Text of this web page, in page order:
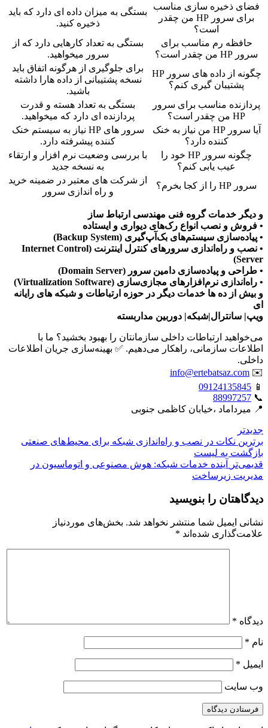
فضای ذخیره سازی مناسب
برای سرور HP من چقدر
است؟
بستگی به میزان داده ای دارد که باید
ذخیره کنید.
حافظه رم مناسب برای
سرور HP من چقدر است؟
بستگی به تعداد کارهایی دارد که از
سرور میخواهید.
چگونه از داده های سرور HP
پشتیبان گیری کنم؟
برای جلوگیری از هرگونه اتفاق باید
نسخه پشتیبانی از داده هارا داشته
باشید.
پردازنده مناسب برای سرور
HP من چقدر است؟
بستگی به تعداد هسته و قدرت
پردازنده ای دارد که میخواهید.
آیا سرور HP من نیاز به خنک
کننده دارد؟
سرور های HP نیاز به سیستم خنک
کننده پیشرفته دارد.
چگونه سرور HP خود را
عیب یابی کنم؟
با بررسی وضعیت نرم افزار و ارتقاء
به نسخه جدید
سرور HP را از کجا بخرم؟
از شرکت های معتبر در ضمینه خرید
و راه اندازی سرور
و دیگر خدمات گروه فنی مهندسی ارتباط ساز
• فروش و نصب انواع رک‌های دیواری و ایستاده
• پیاده‌سازی سیستم‌های بک‌آپ‌گیری (Backup System)
• نصب و راه‌اندازی سرورهای کنترل اینترنت (Internet Control
Server)
• طراحی و پیاده‌سازی دامین سرور (Domain Server)
• راه‌اندازی نرم‌افزارهای مجازی‌سازی (Virtualization Software)
و بیش از ده ها خدمات دیگر در حوزه ارتباطات و شبکه های رایانه
ای
ویپ| سانترال|شبکه| دوربین مداربسته
می‌خواهید ارتباطات داخلی سازمانتان را بهبود بخشید؟ ما با
اطلاعات سازمانی، راهکار می‌دهیم. ✅ بهینه‌سازی جریان اطلاعات
داخلی.
✉️
info@ertebatsaz.com
📱
09124135845
📞
88997257
📍 میرداماد ،خیابان کاظمی جنوبی
جدیدتر
برترین نکات در نصب و راه‌اندازی شبکه برای محیط‌های صنعتی
بازگشت بە لیست
قدیمی‌تر
آینده خدمات شبکه: هوش مصنوعی و اتوماسیون در
مدیریت زیرساخت
دیدگاهتان را بنویسید
نشانی ایمیل شما منتشر نخواهد شد. بخش‌های موردنیاز
علامت‌گذاری شده‌اند *
دیدگاه *
نام *
ایمیل *
وب‌ سایت